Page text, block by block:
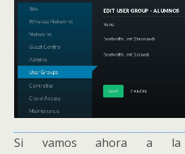
Si vamos ahora a